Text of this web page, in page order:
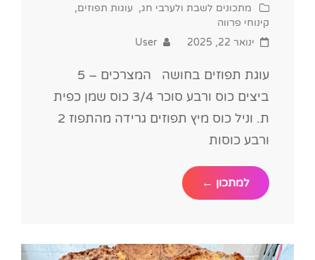
Cat
Links
מתכונים לשבת ולערבי חג, עוגות תפוזים,
קינוחי פרווה
Posted
ינואר 22, 2025 User
עוגת תפוזים בחושה המצרכים – 5
ביצים כוס ורבע סוכר 3/4 כוס שמן כפית
ת. וניל כוס מיץ תפוזים גרידה מהתפוז 2
ורבע כוסות
למתכון ← קלה
ופשוטה
טעימה